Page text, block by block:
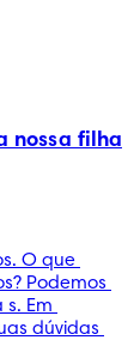
nossa filha
O que
Podemos
Em
dúvidas